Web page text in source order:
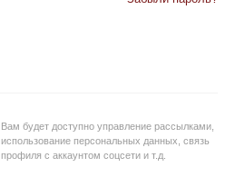
Вам будет доступно управление рассылками,
использование персональных данных, связь
профиля с аккаунтом соцсети и т.д.